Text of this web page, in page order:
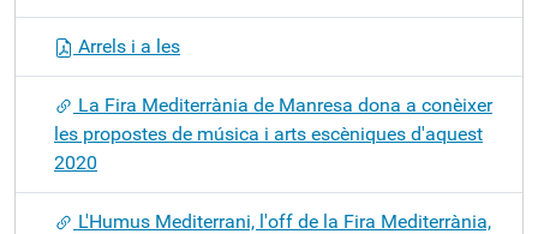
Arrels i a les
La Fira Mediterrània de Manresa dona a conèixer
les propostes de música i arts escèniques d'aquest
2020
L'Humus Mediterrani, l'off de la Fira Mediterrània,